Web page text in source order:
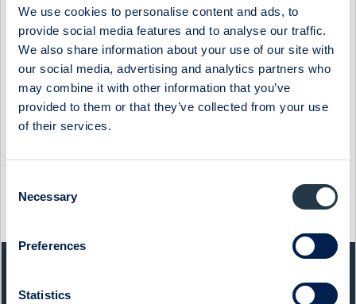
We use cookies to personalise content and ads, to
provide social media features and to analyse our traffic.
We also share information about your use of our site with
our social media, advertising and analytics partners who
may combine it with other information that you’ve
provided to them or that they’ve collected from your use
of their services.
Selection
Necessary
Preferences
Statistics
finansiella rådgivare, Swedbank Markets, emissionsavd, tel
08-585 90 000, Erik Penser Fondkommission, emissionsavd,
tel 08-463 80 00. Malmö den 26 juni 2001 Greg Dingizian
VD För mer information vänligen kontakta; Greg Dingizian, tel
040 - 350 700 alt 070 - 578 5440 ---------------------------
--------------------------------- Denna information skickades
av Waymaker http://www.waymaker.se Följande filer finns att
ladda ned:
http://www.bit.se/bitonline/2001/06/26/20010626BIT00310/
bit0002.pdf